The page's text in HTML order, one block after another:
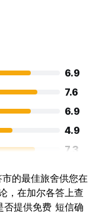
6.9
7.6
6.9
4.9
7.3
9.3
4.4
的最佳旅舍供您在
，在加尔各答上查
否提供免费 短信确